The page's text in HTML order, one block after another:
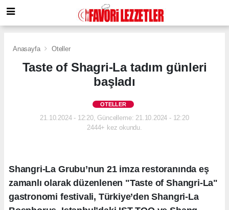
Anasayfa Oteller
Taste of Shagri-La tadım günleri
başladı
OTELLER
21.10.2024 - 12:20, Güncelleme: 21.10.2024 - 12:20
2444+ kez okundu.
Shangri-La Grubu’nun 21 imza restoranında eş
zamanlı olarak düzenlenen "Taste of Shangri-La"
gastronomi festivali, Türkiye’den Shangri-La